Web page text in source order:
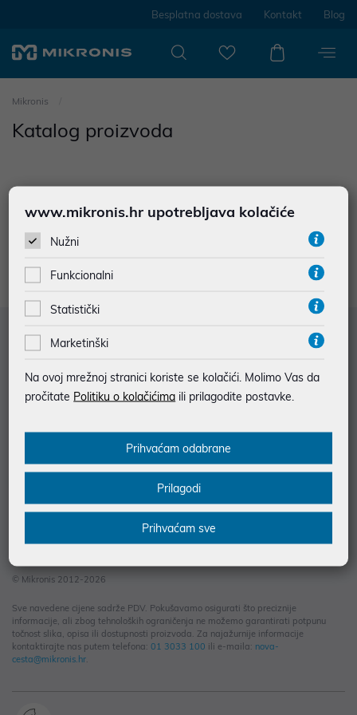
Besplatna dostava Kontakt Blog
Mikronis
Katalog proizvoda
Nisu prodađeni rezultati u kategoriji
Služba za korisnike
Saznajte više
© Mikronis 2012-2026
Sve navedene cijene sadrže PDV. Pokušavamo osigurati što preciznije
informacije, ali zbog tehnoloških ograničenja ne možemo garantirati potpunu
točnost slika, opisa ili dostupnosti proizvoda. Za najažurnije informacije
kontaktirajte nas putem telefona: 01 3033 100 ili e-maila: nova-
cesta@mikronis.hr.
www.mikronis.hr upotrebljava kolačiće
Nužni
Funkcionalni
Statistički
Marketinški
Na ovoj mrežnoj stranici koriste se kolačići. Molimo Vas da
pročitate Politiku o kolačićima ili prilagodite postavke.
Prihvaćam odabrane
Prilagodi
Prihvaćam sve